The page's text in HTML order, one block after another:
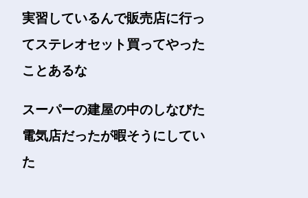
実習しているんで販売店に行っ
てステレオセット買ってやった
ことあるな
スーパーの建屋の中のしなびた
電気店だったが暇そうにしてい
た